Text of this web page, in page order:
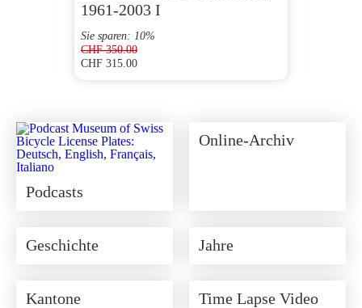
1961-2003 I
CHF350.00
CHF 315.00
Sie sparen: 10%
Podcasts
Online-Archiv
Geschichte Jahre
Kantone Time Lapse Video